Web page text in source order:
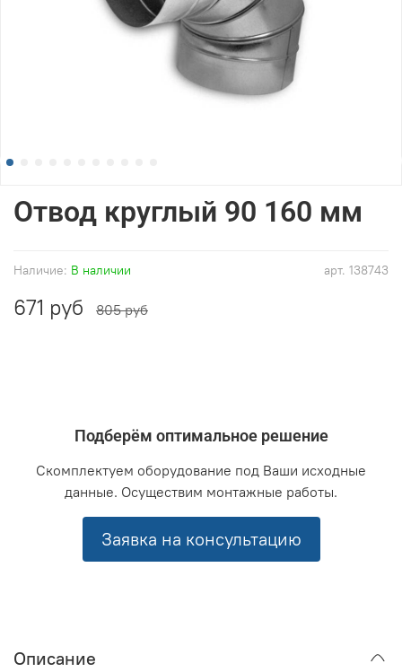
арт. 138743
Наличие: В наличии
Отвод круглый 90 160 мм
671 руб 805 руб
Подберём оптимальное решение
Скомплектуем оборудование под Ваши исходные
данные. Осуществим монтажные работы.
Заявка на консультацию
Описание